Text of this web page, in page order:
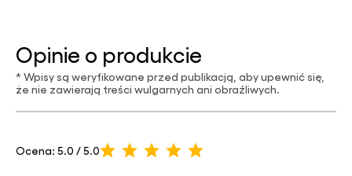
Opinie o produkcie
* Wpisy są weryfikowane przed publikacją, aby upewnić się,
że nie zawierają treści wulgarnych ani obraźliwych.
Ocena: 5.0 / 5.0